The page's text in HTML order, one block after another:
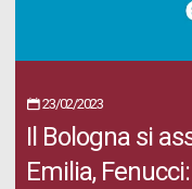
23/02/2023
Il Bologna si
Emilia,